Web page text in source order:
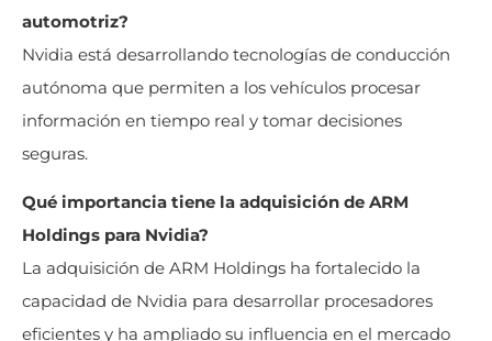
automotriz?
Nvidia está desarrollando tecnologías de conducción
autónoma que permiten a los vehículos procesar
información en tiempo real y tomar decisiones
seguras.
Qué importancia tiene la adquisición de ARM
Holdings para Nvidia?
La adquisición de ARM Holdings ha fortalecido la
capacidad de Nvidia para desarrollar procesadores
eficientes y ha ampliado su influencia en el mercado